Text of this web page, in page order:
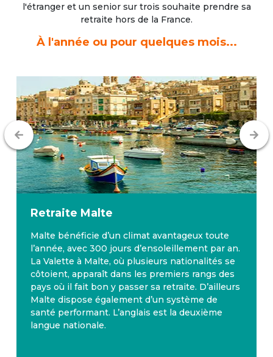
l'étrangeret un senior sur trois souhaite prendre sa
retraite hors de la France.
À l'année ou pour quelques mois...
Retraite Malte
Malte bénéficie d’un climat avantageux toute
l’année, avec 300 jours d’ensoleillement par an.
La Valette à Malte, où plusieurs nationalités se
côtoient, apparaît dans les premiers rangs des
pays où il fait bon y passer sa retraite. D’ailleurs
Malte dispose également d’un système de
santé performant. L’anglais est la deuxième
langue nationale.